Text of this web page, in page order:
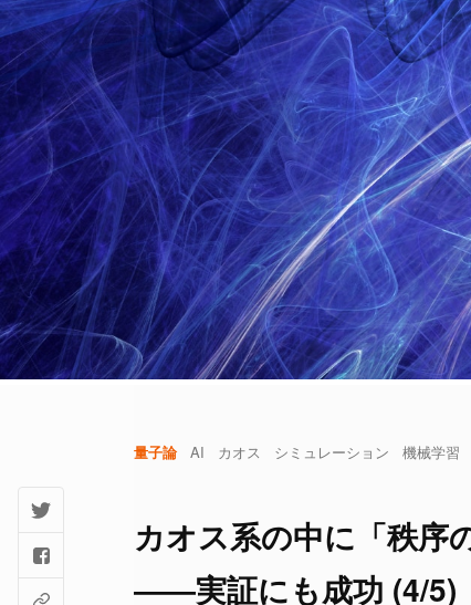
量子論 AI カオス シミュレーション 機械学習
カオス系の中に「秩序
――実証にも成功 (4/5)